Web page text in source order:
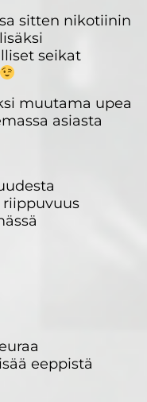
sitten nikotiinin
seikat
muutama upea
asiasta
riippuvuus
eeppistä